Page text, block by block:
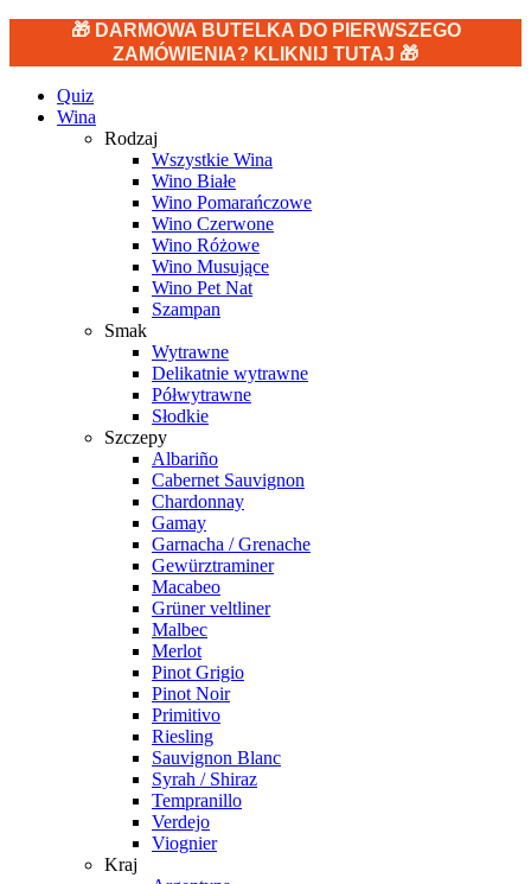
🎁 DARMOWA BUTELKA DO PIERWSZEGO
ZAMÓWIENIA? KLIKNIJ TUTAJ 🎁
Quiz
Wina
Rodzaj
Wszystkie Wina
Wino Białe
Wino Pomarańczowe
Wino Czerwone
Wino Różowe
Wino Musujące
Wino Pet Nat
Szampan
Smak
Wytrawne
Delikatnie wytrawne
Półwytrawne
Słodkie
Szczepy
Albariño
Cabernet Sauvignon
Chardonnay
Gamay
Garnacha / Grenache
Gewürztraminer
Macabeo
Grüner veltliner
Malbec
Merlot
Pinot Grigio
Pinot Noir
Primitivo
Riesling
Sauvignon Blanc
Syrah / Shiraz
Tempranillo
Verdejo
Viognier
Kraj